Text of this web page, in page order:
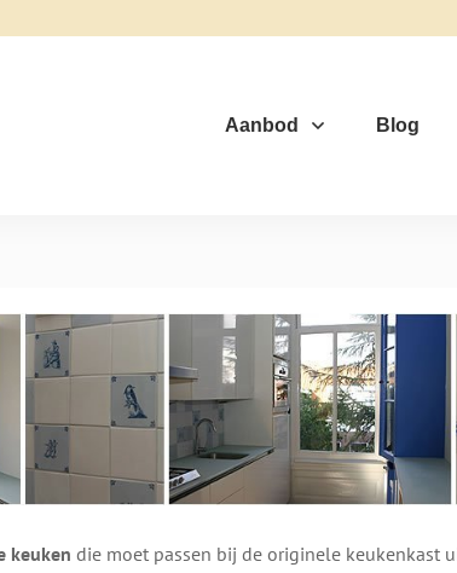
Aanbod Blog
keuken die moet passen bij de originele keukenkast